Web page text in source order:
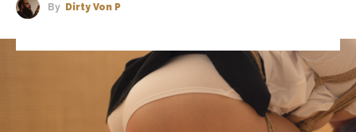
By Dirty Von P